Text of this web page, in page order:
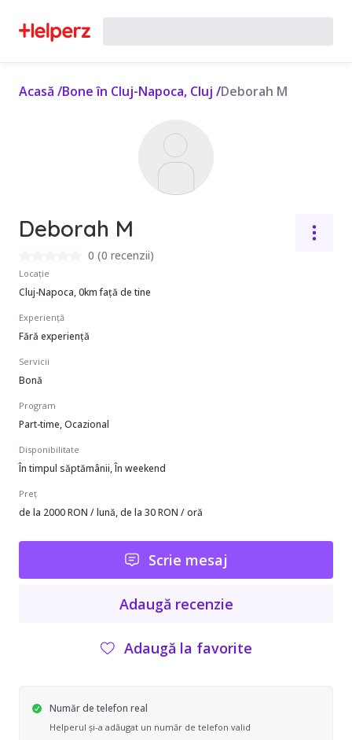
Acasă /Bone în Cluj-Napoca, Cluj /Deborah M
Deborah M
0 (0 recenzii)
Locație
Cluj-Napoca, 0km față de tine
Experiență
Fără experiență
Servicii
Bonă
Program
Part-time, Ocazional
Disponibilitate
În timpul săptămânii, În weekend
Preț
de la 2000 RON / lună, de la 30 RON / oră
Scrie mesaj
Adaugă recenzie
Adaugă la favorite
Număr de telefon real
Helperul și-a adăugat un număr de telefon valid